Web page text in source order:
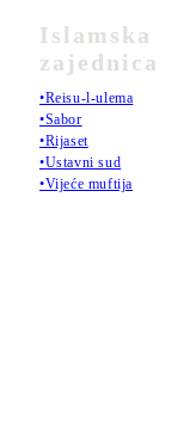
Islamska
zajednica
•Reisu-l-ulema
•Sabor
•Rijaset
•Ustavni sud
•Vijeće muftija